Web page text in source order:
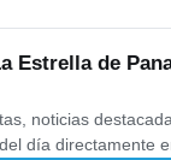
Estrella de
noticias
día directamente